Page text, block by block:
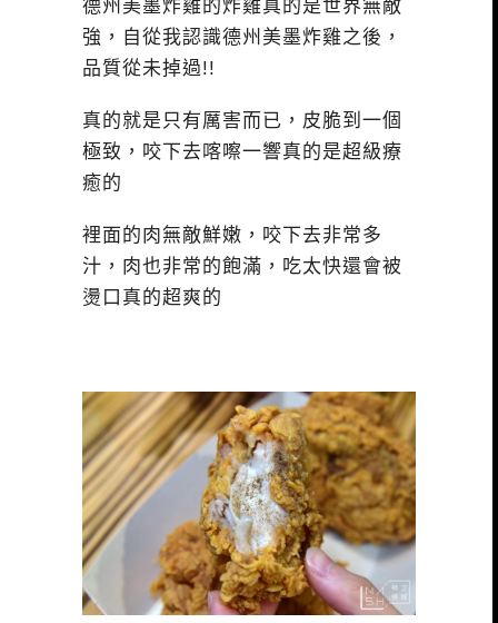
德州美墨炸雞的炸雞真的是世界無敵
強，自從我認識德州美墨炸雞之後，
品質從未掉過!!
真的就是只有厲害而已，皮脆到一個
極致，咬下去喀嚓一響真的是超級療
癒的
裡面的肉無敵鮮嫩，咬下去非常多
汁，肉也非常的飽滿，吃太快還會被
燙口真的超爽的